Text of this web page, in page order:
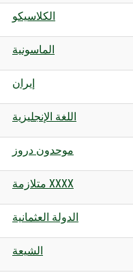
الكلاسيكو
الماسونية
إيران
اللغة الإنجليزية
موحدون دروز
متلازمة XXXX
الدولة العثمانية
الشيعة